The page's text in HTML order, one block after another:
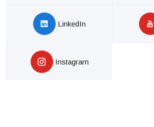
LinkedIn
Instagram